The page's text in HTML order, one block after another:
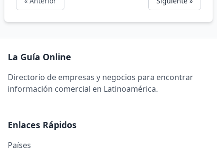
La Guía Online
Directorio de empresas y negocios para encontrar
información comercial en Latinoamérica.
Enlaces Rápidos
Países